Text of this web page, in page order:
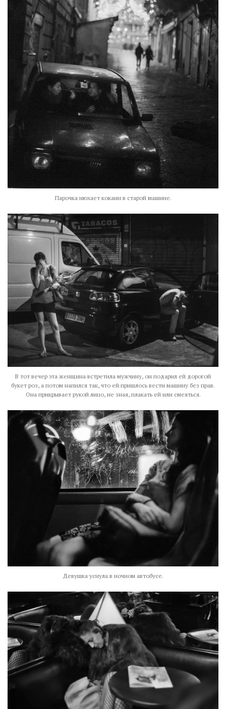
Парочка нюхает кокаин в старой машине.
В тот вечер эта женщина встретила мужчину, он подарил ей дорогой
букет роз, а потом напился так, что ей пришлось вести машину без прав.
Она прикрывает рукой лицо, не зная, плакать ей или смеяться.
Девушка уснула в ночном автобусе.